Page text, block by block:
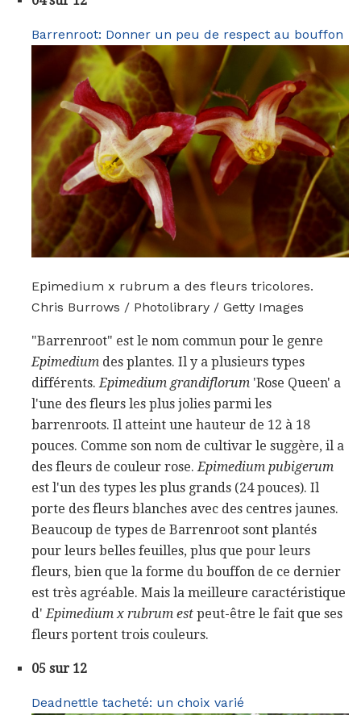
Barrenroot: Donner un peu de respect au bouffon
Epimedium x rubrum a des fleurs tricolores.
Chris Burrows / Photolibrary / Getty Images
"Barrenroot" est le nom commun pour le genre
Epimedium des plantes. Il y a plusieurs types
différents.Epimedium grandiflorum 'Rose Queen' a
l'une des fleurs les plus jolies parmi les
barrenroots. Il atteint une hauteur de 12 à 18
pouces. Comme son nom de cultivar le suggère, il a
des fleurs de couleur rose.Epimedium pubigerum
est l'un des types les plus grands (24 pouces). Il
porte des fleurs blanches avec des centres jaunes.
Beaucoup de types de Barrenroot sont plantés
pour leurs belles feuilles, plus que pour leurs
fleurs, bien que la forme du bouffon de ce dernier
est très agréable. Mais la meilleure caractéristique
d'Epimedium x rubrum est peut-être le fait que ses
fleurs portent trois couleurs.
05 sur 12
Deadnettle tacheté: un choix varié